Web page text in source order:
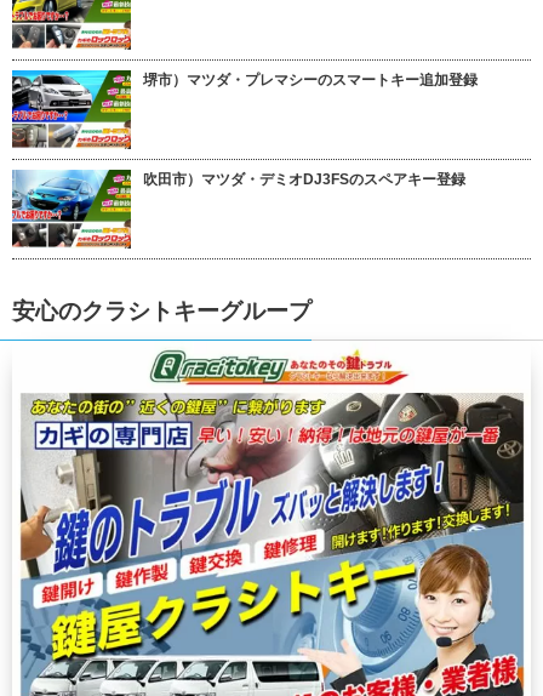
堺市）マツダ・プレマシーのスマートキー追加登録
吹田市）マツダ・デミオDJ3FSのスペアキー登録
安心のクラシトキーグループ